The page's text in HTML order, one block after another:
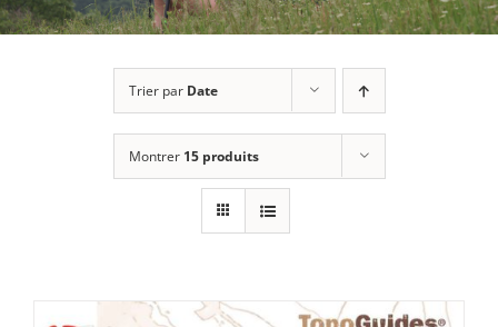
Trier par Date
Montrer 15 produits